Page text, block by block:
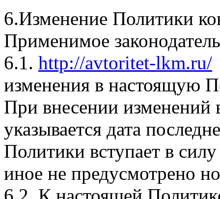
6.Изменение Политики
Применимое
6.1. http://avtoritet-lkm.ru/
изменения в настоящую
При внесении изменений
указывается дата
Политики вступает в
иное не предусмотрено